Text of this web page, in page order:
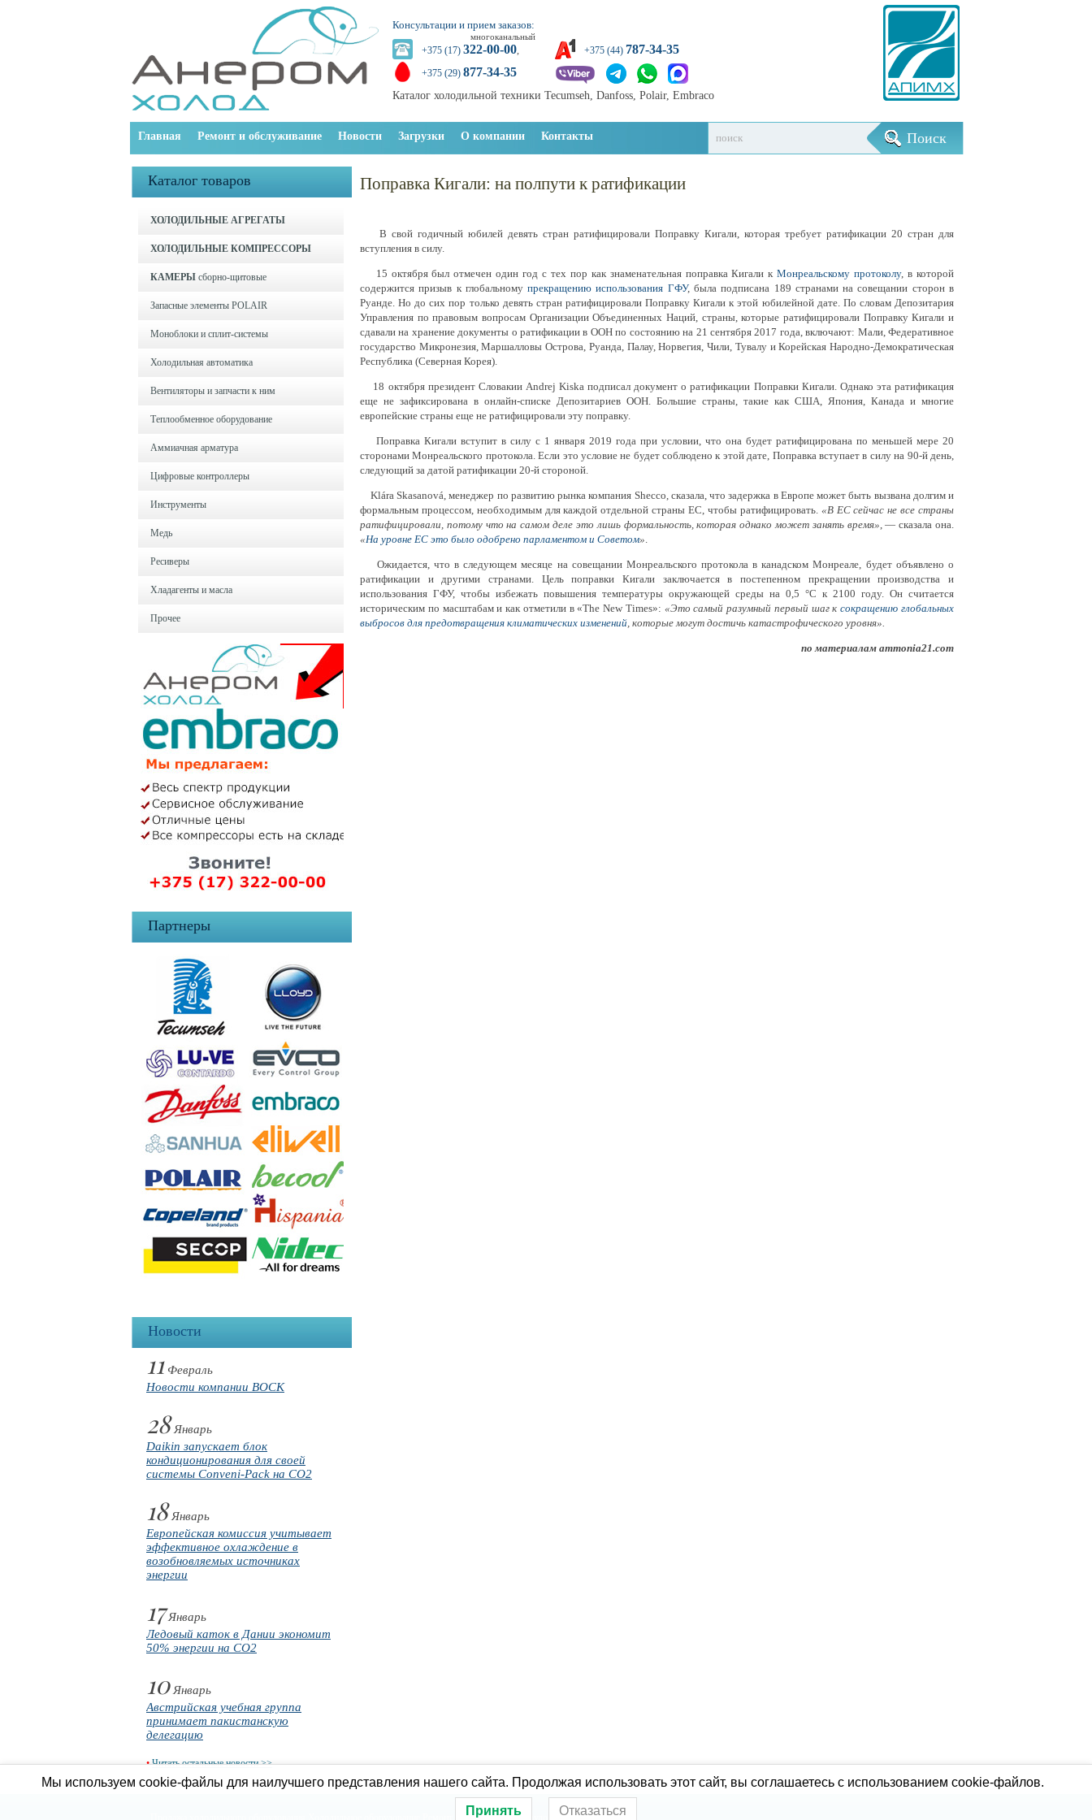
Консультации и прием заказов:
многоканальный
+375 (17) 322-00-00,
+375 (29) 877-34-35
+375 (44) 787-34-35
Каталог холодильной техники Tecumseh, Danfoss, Polair, Embraco
Главная Ремонт и обслуживание Новости Загрузки О компании Контакты
Каталог товаров
ХОЛОДИЛЬНЫЕ АГРЕГАТЫ
ХОЛОДИЛЬНЫЕ КОМПРЕССОРЫ
КАМЕРЫ сборно-щитовые
Запасные элементы POLAIR
Моноблоки и cплит-системы
Холодильная автоматика
Вентиляторы и запчасти к ним
Теплообменное оборудование
Аммиачная арматура
Цифровые контроллеры
Инструменты
Медь
Ресиверы
Хладагенты и масла
Прочее
Партнеры
Новости
11 Февраль
Новости компании BOCK
28Январь
Daikin запускает блок
кондиционирования для своей
системы Conveni-Pack на CO2
18Январь
Европейская комиссия учитывает
эффективное охлаждение в
возобновляемых источниках
энергии
17Январь
Ледовый каток в Дании экономит
50% энергии на CO2
10Январь
Австрийская учебная группа
принимает пакистанскую
делегацию
• Читать остальные новости >>
Поправка Кигали: на полпути к ратификации
В свой годичный юбилей девять стран ратифицировали Поправку Кигали, которая требует ратификации 20 стран для
вступления в силу.
15 октября был отмечен один год с тех пор как знаменательная поправка Кигали кМонреальскому протоколу, в которой
содержится призыв к глобальномупрекращению использования ГФУ, была подписана 189 странами на совещании сторон в
Руанде. Но до сих пор только девять стран ратифицировали Поправку Кигали к этой юбилейной дате. По словам Депозитария
Управления по правовым вопросам Организации Объединенных Наций, страны, которые ратифицировали Поправку Кигали и
сдавали на хранение документы о ратификации в ООН по состоянию на 21 сентября 2017 года, включают: Мали, Федеративное
государство Микронезия, Маршалловы Острова, Руанда, Палау, Норвегия, Чили, Тувалу и Корейская Народно-Демократическая
Республика (Северная Корея).
18 октября президент Словакии Andrej Kiska подписал документ о ратификации Поправки Кигали. Однако эта ратификация
еще не зафиксирована в онлайн-списке Депозитариев ООН. Большие страны, такие как США, Япония, Канада и многие
европейские страны еще не ратифицировали эту поправку.
Поправка Кигали вступит в силу с 1 января 2019 года при условии, что она будет ратифицирована по меньшей мере 20
сторонами Монреальского протокола. Если это условие не будет соблюдено к этой дате, Поправка вступает в силу на 90-й день,
следующий за датой ратификации 20-й стороной.
Klára Skasanová, менеджер по развитию рынка компания Shecco, сказала, что задержка в Европе может быть вызвана долгим и
формальным процессом, необходимым для каждой отдельной страны ЕС, чтобы ратифицировать. «В ЕС сейчас не все страны
ратифицировали, потому что на самом деле это лишь формальность, которая однако может занять время», — сказала она.
«На уровне ЕС это было одобрено парламентом и Советом».
Ожидается, что в следующем месяце на совещании Монреальского протокола в канадском Монреале, будет объявлено о
ратификации и другими странами. Цель поправки Кигали заключается в постепенном прекращении производства и
использования ГФУ, чтобы избежать повышения температуры окружающей среды на 0,5 °C к 2100 году. Он считается
историческим по масштабам и как отметили в «The New Times»: «Это самый разумный первый шаг ксокращению глобальных
выбросов для предотвращения климатических изменений, которые могут достичь катастрофического уровня».
по материалам ammonia21.com
Ремонт холодильного оборудования
Мы используем cookie-файлы для наилучшего представления нашего сайта. Продолжая использовать этот сайт, вы соглашаетесь с использованием cookie-файлов.
Принять Отказаться